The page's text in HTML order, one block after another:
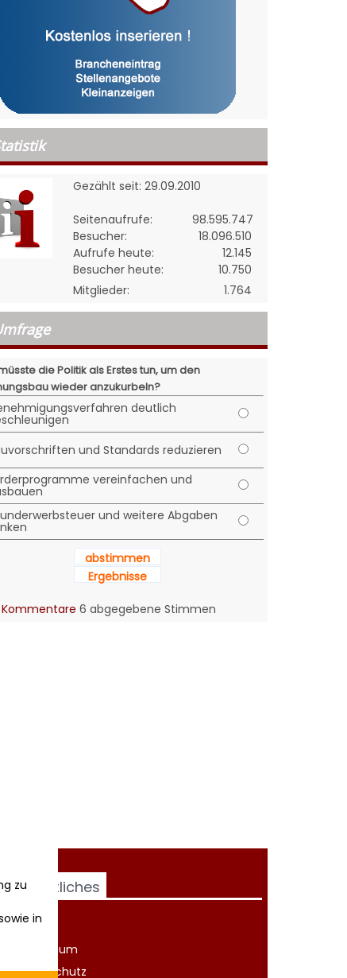
Gezählt seit: 29.09.2010
Seitenaufrufe:
98.595.747
Besucher:
18.096.510
Aufrufe heute:
12.145
Besucher heute:
10.750
Mitglieder:
1.764
die Politik als Erstes tun, um den
wieder anzukurbeln?
deutlich
und Standards reduzieren
vereinfachen und
und weitere Abgaben
abstimmen
Ergebnisse
6 abgegebene Stimmen
Rechtliches
AGB
Impressum
Datenschutz
zu
in